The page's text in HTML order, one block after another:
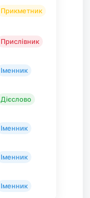
Прикметник
Прислівник
Іменник
Дієслово
Іменник
Іменник
Іменник